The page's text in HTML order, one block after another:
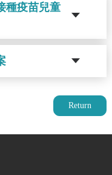
種疫苗兒童
Return